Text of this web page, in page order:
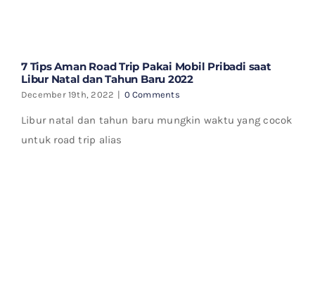
7 Tips Aman Road Trip Pakai Mobil Pribadi saat
Libur Natal dan Tahun Baru 2022
December 19th, 2022 | 0 Comments
Libur natal dan tahun baru mungkin waktu yang cocok
untuk road trip alias